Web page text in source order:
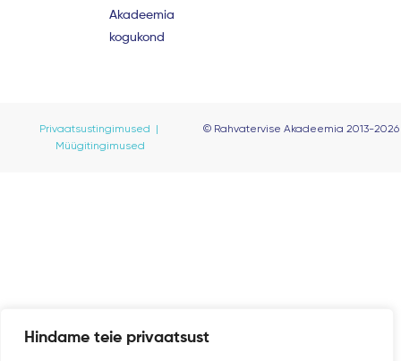
Hindame teie privaatsust
Akadeemia
kogukond
Privaatsustingimused |
Müügitingimused
© Rahvatervise Akadeemia 2013-2026